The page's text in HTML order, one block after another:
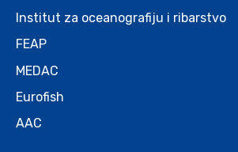
Institut za oceanografiju i ribarstvo
FEAP
MEDAC
Eurofish
AAC